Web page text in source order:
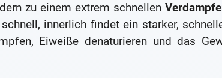
zu einem extrem schnellen
innerlich findet ein starker,
Eiweiße denaturieren und das